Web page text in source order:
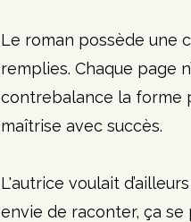
Le roman possède une
remplies. Chaque page
contrebalance la forme
maîtrise avec succès.
L'autrice voulait
envie de raconter, ça